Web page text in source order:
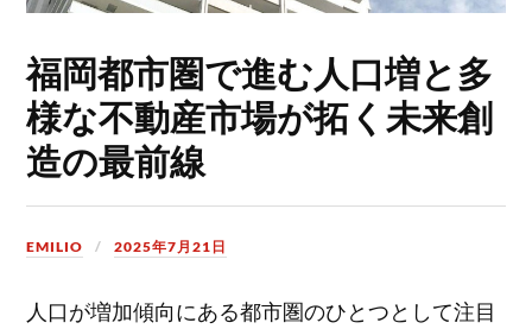
福岡都市圏で進む人口増と多
様な不動産市場が拓く未来創
造の最前線
EMILIO 2025年7月21日
人口が増加傾向にある都市圏のひとつとして注目